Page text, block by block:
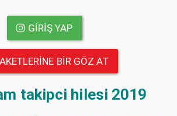
GIRIŞ YAP
BIR GÖZ AT
takipci hilesi 2019